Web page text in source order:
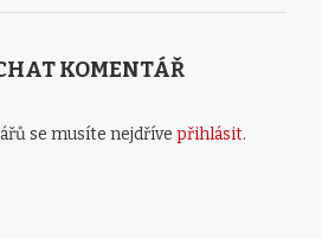
KOMENTÁŘ
se musíte nejdříve přihlásit.